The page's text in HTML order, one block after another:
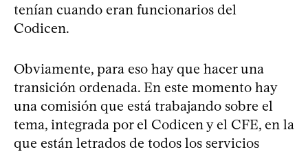
tenían cuando eran funcionarios del
Codicen.
Obviamente, para eso hay que hacer una
transición ordenada. En este momento hay
una comisión que está trabajando sobre el
tema, integrada por el Codicen y el CFE, en la
que están letrados de todos los servicios